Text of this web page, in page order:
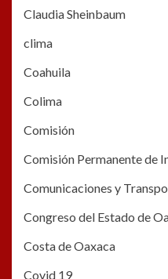
Claudia Sheinbaum
clima
Coahuila
Colima
Comisión
Comisión Permanente de
Comunicaciones y
Congreso del Estado de
Costa de Oaxaca
Covid 19